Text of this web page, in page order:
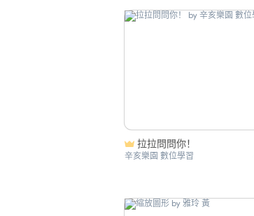
拉拉問問你！
辛亥樂園 數位學習